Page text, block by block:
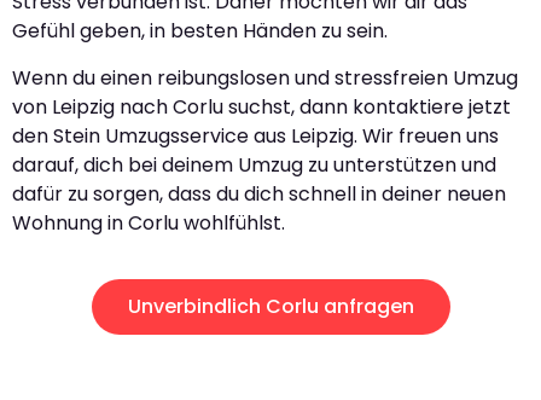
Gefühl geben, in besten Händen zu sein.
Wenn du einen reibungslosen und stressfreien Umzug
von Leipzig nach Corlu suchst, dann kontaktiere jetzt
den Stein Umzugsservice aus Leipzig. Wir freuen uns
darauf, dich bei deinem Umzug zu unterstützen und
dafür zu sorgen, dass du dich schnell in deiner neuen
Wohnung in Corlu wohlfühlst.
Unverbindlich Corlu anfragen